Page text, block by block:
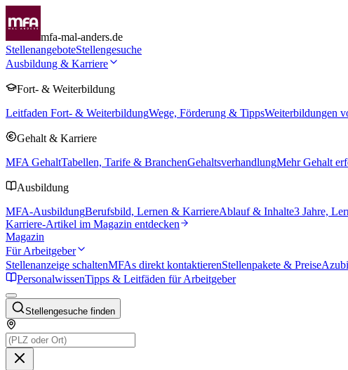
mfa-mal-anders.de
StellenangeboteStellengesuche
Ausbildung & Karriere
Fort- & Weiterbildung
Leitfaden Fort- & WeiterbildungWege, Förderung & TippsWeiterbildungen
Gehalt & Karriere
MFA GehaltTabellen, Tarife & BranchenGehaltsverhandlungMehr Gehalt
Ausbildung
MFA-AusbildungBerufsbild, Lernen & KarriereAblauf & Inhalte3 Jahre,
Karriere-Artikel im Magazin entdecken
Magazin
Für Arbeitgeber
Stellenanzeige schaltenMFAs direkt kontaktierenStellenpakete & Preise
PersonalwissenTipps & Leitfäden für Arbeitgeber
Stellengesuche finden